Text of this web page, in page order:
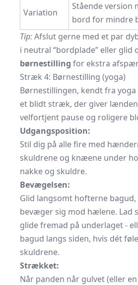
Variation
Stående version
bord for mindre
Tip:Afslut gerne med et par
i neutral “bordplade” eller glid
børnestilling for ekstra
Stræk 4: Børnestilling (yoga)
Børnestillingen, kendt fra yoga
et blidt stræk, der giver
velfortjent pause og roligere
Udgangsposition:
Stil dig på alle fire med
skuldrene og knæene under
nakke og skuldre.
Bevægelsen:
Glid langsomt hofterne bagud,
bevæger sig mod hælene. Lad
glide fremad på underlaget -
bagud langs siden, hvis dét
skuldrene.
Strækket:
Når panden når gulvet (eller